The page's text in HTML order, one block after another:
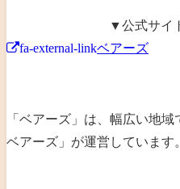
▼公式サイ
fa-external-linkベアーズ
「ベアーズ」は、幅広い地域
ベアーズ 」が運営しています。